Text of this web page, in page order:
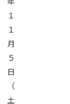
１
１
月
５
日
（
土